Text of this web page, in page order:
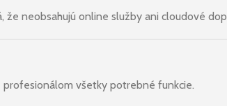
neobsahujú online služby ani cloudové
všetky potrebné funkcie.